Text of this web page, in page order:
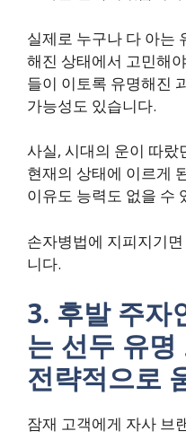
실제로 누구나 다 아는
해진 상태에서 고민해
들이 이토록 유명해진
가능성도 있습니다.
사실, 시대의 운이 따랐
현재의 상태에 이르게
이유도 능력도 없을 수
손자병법에 지피지기
니다.
3. 후발 주자
는 선두 유
전략적으로
잠재 고객에게 자사 브